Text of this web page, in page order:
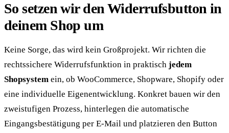
So setzen wir den Widerrufsbutton in
deinem Shop um
Keine Sorge, das wird kein Großprojekt. Wir richten die
rechtssichere Widerrufsfunktion in praktisch jedem
Shopsystem ein, ob WooCommerce, Shopware, Shopify oder
eine individuelle Eigenentwicklung. Konkret bauen wir den
zweistufigen Prozess, hinterlegen die automatische
Eingangsbestätigung per E-Mail und platzieren den Button